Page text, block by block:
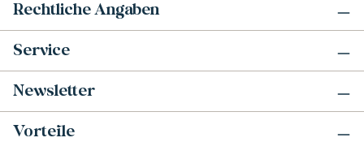
Rechtliche Angaben
Service
Newsletter
Vorteile